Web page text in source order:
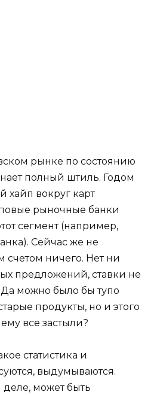
рынке по состоянию
полный штиль. Годом
хайп вокруг карт
рыночные банки
сегмент (например,
Сейчас же не
счетом ничего. Нет ни
предложений, ставки не
Да можно было бы тупо
продукты, но и этого
все застыли?
статистика и
выдумываются.
может быть